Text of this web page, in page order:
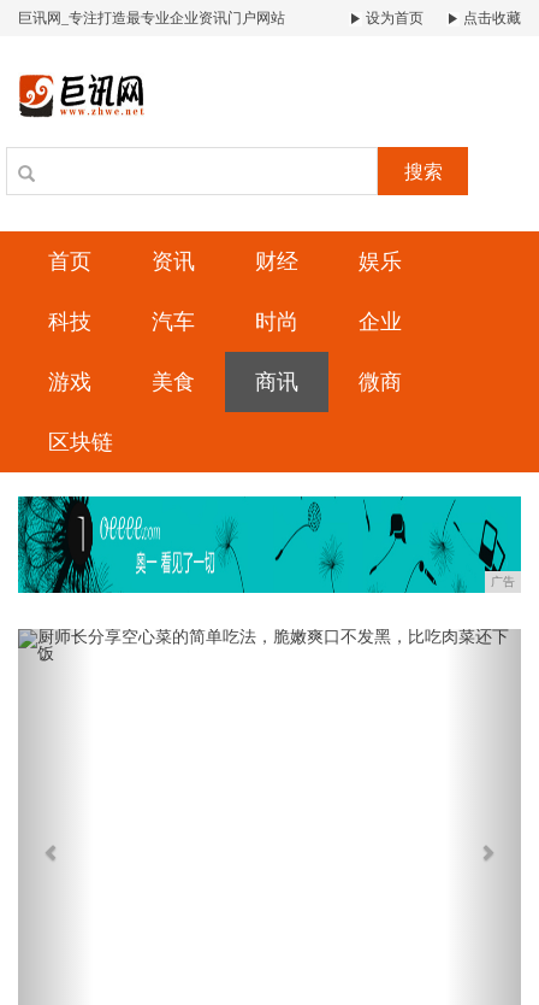
巨讯网_专注打造最专业企业资讯门户网站 设为首页 点击收藏
搜索
首页 资讯 财经 娱乐
科技 汽车 时尚 企业
游戏 美食 商讯 微商
区块链
广告
Previous Next